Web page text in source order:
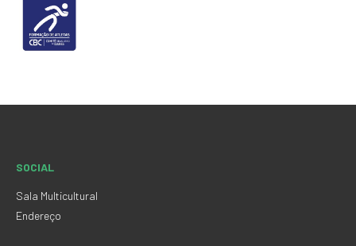
SOCIAL
Sala Multicultural
Endereço